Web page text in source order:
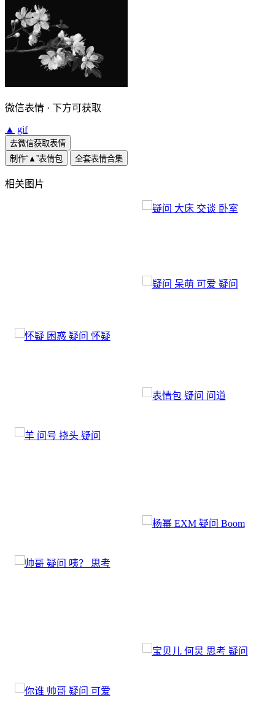
微信表情 · 下方可获取
▲ gif
去微信获取表情
制作“▲”表情包
全套表情合集
相关图片